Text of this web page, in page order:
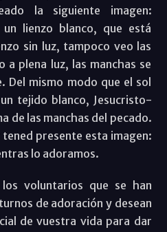
la siguiente imagen:
lienzo blanco, que está
sin luz, tampoco veo las
a plena luz, las manchas se
Del mismo modo que el sol
tejido blanco, Jesucristo-
de las manchas del pecado.
tened presente esta imagen:
lo adoramos.
voluntarios que se han
de adoración y desean
de vuestra vida para dar